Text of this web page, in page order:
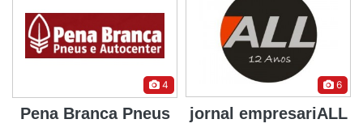
4
Pena Branca Pneus
6
jornal empresariALL